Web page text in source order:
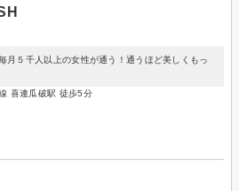
月５千人以上の女性が通う！通うほど美しくもっ
喜連瓜破駅 徒歩5分